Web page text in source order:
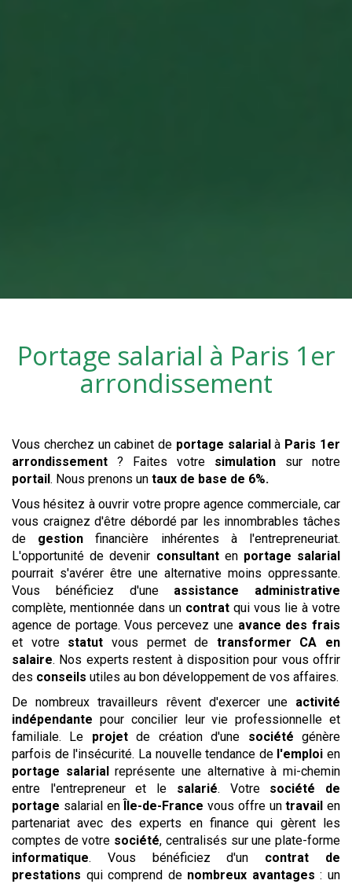
Portage salarial à Paris 1er
arrondissement
Vous cherchez un cabinet de portage salarial à Paris 1er
arrondissement ? Faites votre simulation sur notre
portail . Nous prenons un taux de base de 6%.
Vous hésitez à ouvrir votre propre agence commerciale, car
vous craignez d'être débordé par les innombrables tâches
de gestion financière inhérentes à l'entrepreneuriat.
L'opportunité de devenir consultanten portage salarial
pourrait s'avérer être une alternative moins oppressante.
Vous bénéficiez d'une assistance administrative
complète, mentionnée dans un contrat qui vous lie à votre
agence de portage. Vous percevez une avance des frais
et votre statut vous permet de transformer CA en
salaire. Nos experts restent à disposition pour vous offrir
des conseils utiles au bon développement de vos affaires.
De nombreux travailleurs rêvent d'exercer une activité
indépendante pour concilier leur vie professionnelle et
familiale. Le projetde création d'une société génère
parfois de l'insécurité. La nouvelle tendance de l'emploi en
portage salarial représente une alternative à mi-chemin
entre l'entrepreneur et le salarié. Votre société de
portage salarial en Île-de-France vous offre untravail en
partenariat avec des experts en finance qui gèrent les
comptes de votre société, centralisés sur une plate-forme
informatique. Vous bénéficiez d'un contrat de
prestations qui comprend de nombreux avantages : un